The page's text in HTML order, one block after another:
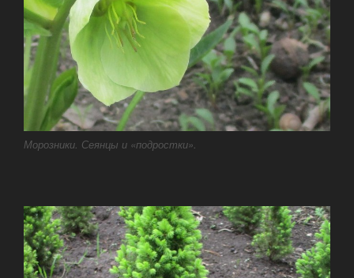
Морозники. Сеянцы и «подростки».